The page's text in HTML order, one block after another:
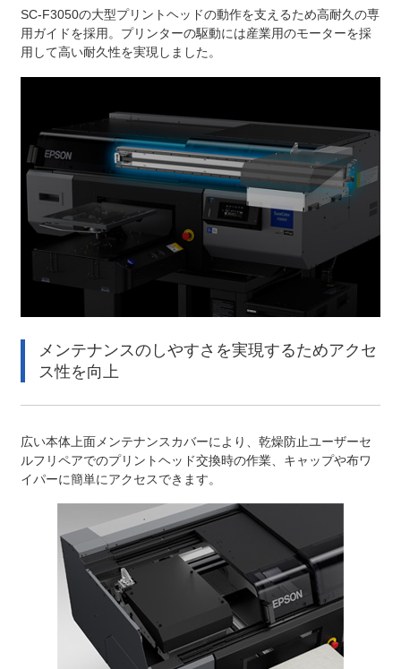
SC-F3050の大型プリントヘッドの動作を支えるため高耐久の専
用ガイドを採用。プリンターの駆動には産業用のモーターを採
用して高い耐久性を実現しました。
メンテナンスのしやすさを実現するためアクセ
ス性を向上
広い本体上面メンテナンスカバーにより、乾燥防止ユーザーセ
ルフリペアでのプリントヘッド交換時の作業、キャップや布ワ
イパーに簡単にアクセスできます。